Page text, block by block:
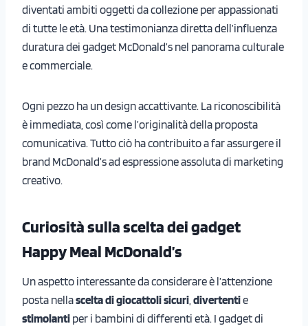
diventati ambiti oggetti da collezione per appassionati
di tutte le età. Una testimonianza diretta dell’influenza
duratura dei gadget McDonald’s nel panorama culturale
e commerciale.
Ogni pezzo ha un design accattivante. La riconoscibilità
è immediata, così come l’originalità della proposta
comunicativa. Tutto ciò ha contribuito a far assurgere il
brand McDonald’s ad espressione assoluta di marketing
creativo.
Curiosità sulla scelta dei gadget
Happy Meal McDonald’s
Un aspetto interessante da considerare è l’attenzione
posta nellascelta di giocattoli sicuri divertentie
stimolanti per i bambini di differenti età. I gadget di